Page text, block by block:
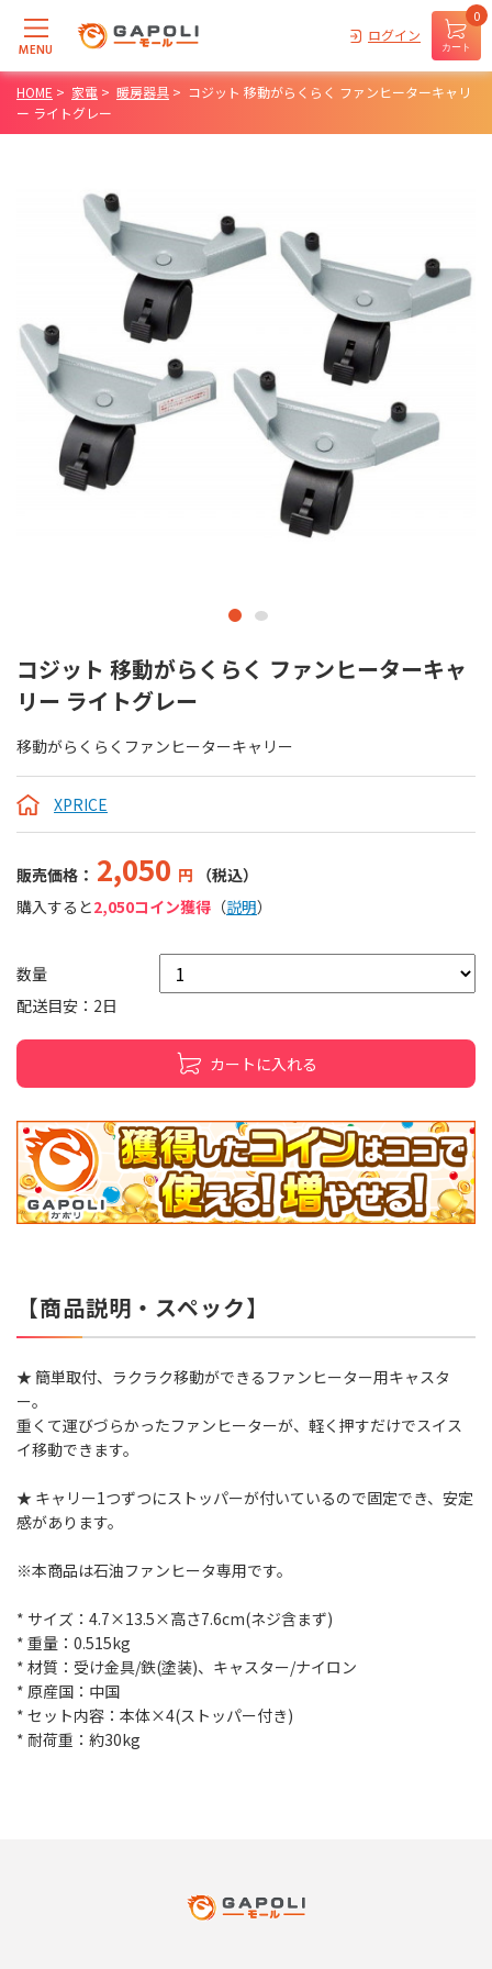
MENU
ログイン
カート
0
HOME > 家電 > 暖房器具 > コジット 移動がらくらく ファンヒーターキャリ
ー ライトグレー
コジット 移動がらくらく ファンヒーターキャ
リー ライトグレー
移動がらくらくファンヒーターキャリー
XPRICE
販売価格： 2,050 円
（税込）
購入すると2,050コイン獲得 （説明）
数量
配送目安：2日
カートに入れる
【商品説明・スペック】
★ 簡単取付、ラクラク移動ができるファンヒーター用キャスタ
ー。
重くて運びづらかったファンヒーターが、軽く押すだけでスイス
イ移動できます。
★ キャリー1つずつにストッパーが付いているので固定でき、安定
感があります。
※本商品は石油ファンヒータ専用です。
* サイズ：4.7×13.5×高さ7.6cm(ネジ含まず)
* 重量：0.515kg
* 材質：受け金具/鉄(塗装)、キャスター/ナイロン
* 原産国：中国
* セット内容：本体×4(ストッパー付き)
* 耐荷重：約30kg